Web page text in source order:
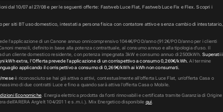
dal 10/07 al 27/08 e per le seguenti offerte: Fastweb Luce Flat, Fastweb Luce Fix e Flex. Scopri i
per siti BT uso domestico, intestati a persona fisica con contatore attivo e senza cambio di intestatario,
l’applicazione di un Canone annuo onnicomprensivo 1044€/POD/anno (912€/POD/anno per i clienti
mensili, definito in base alla potenza contrattuale, al consumo annuo e alla tipologia d’uso. Il
un cliente domestico residente, con potenza impegnata 3kW e consumo annuo di2500kWh.Superati i
kWh extra, l’Offerta prevede l’applicazione di un corrispettivo a consumo0,269€/kWh. Al termine
applicando il corrispettivo a consumo di 0,269€/kWh ai kWh non consumati.
mese è riconosciuto se hai già attiva o attivi, contestualmente all’offerta Luce Flat, un’offerta Casa o
di due contratti Luce e fino a quando sarà attiva l’offerta Casa o Mobile.
Economiche . Energia elettrica prodotta da fonti rinnovabili e certificata tramite Garanzia di Origine
dell’ARERA Arg/elt 104/2011 e s.m.i.). Mix Energetico disponibile qui